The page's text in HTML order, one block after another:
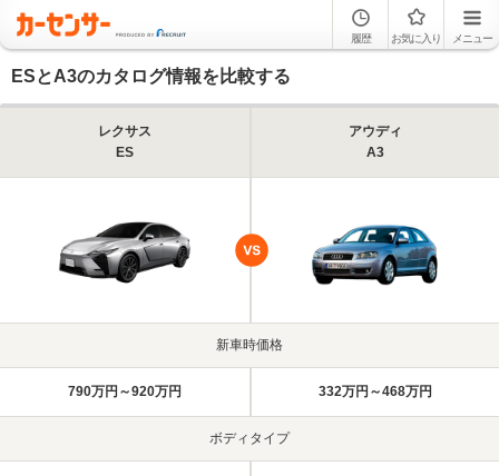
履歴 お気に入り メニュー
ESとA3のカタログ情報を比較する
レクサス
ES
アウディ
A3
新車時価格
790万円～920万円 332万円～468万円
ボディタイプ